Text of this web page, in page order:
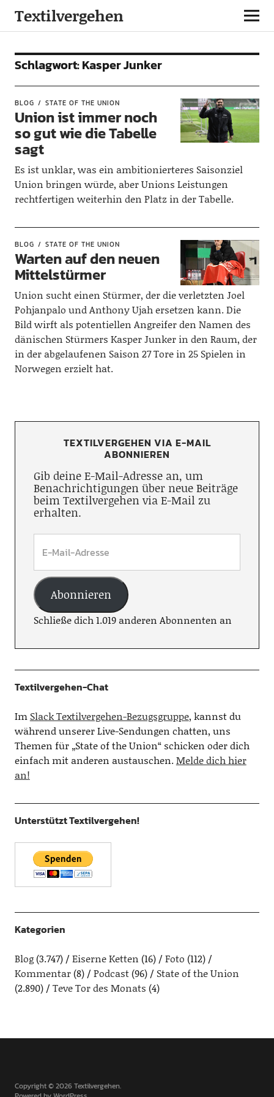
Textilvergehen
Schlagwort:Kasper Junker
BLOG STATE OF THE UNION
Union ist immer noch
so gut wie die Tabelle
sagt
Es ist unklar, was ein ambitionierteres Saisonziel
Union bringen würde, aber Unions Leistungen
rechtfertigen weiterhin den Platz in der Tabelle.
BLOG STATE OF THE UNION
Warten auf den neuen
Mittelstürmer
Union sucht einen Stürmer, der die verletzten Joel
Pohjanpalo und Anthony Ujah ersetzen kann. Die
Bild wirft als potentiellen Angreifer den Namen des
dänischen Stürmers Kasper Junker in den Raum, der
in der abgelaufenen Saison 27 Tore in 25 Spielen in
Norwegen erzielt hat.
TEXTILVERGEHEN VIA E-MAIL
ABONNIEREN
Gib deine E-Mail-Adresse an, um
Benachrichtigungen über neue Beiträge
beim Textilvergehen via E-Mail zu
erhalten.
Abonnieren
Schließe dich 1.019 anderen Abonnenten an
Textilvergehen-Chat
Im Slack Textilvergehen-Bezugsgruppe, kannst du
während unserer Live-Sendungen chatten, uns
Themen für „State of the Union“ schicken oder dich
einfach mit anderen austauschen.Melde dich hier
an!
Unterstützt Textilvergehen!
Kategorien
Blog(3.747) Eiserne Ketten (16) Foto (112)
Kommentar(8) Podcast(96)
State of the Union
(2.890)
Teve Tor des Monats (4)
Copyright © 2026 Textilvergehen